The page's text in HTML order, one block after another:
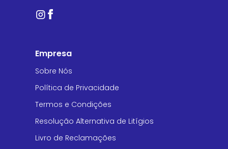
Empresa
Sobre Nós
Política de Privacidade
Termos e Condições
Resolução Alternativa de Litígios
Livro de Reclamações